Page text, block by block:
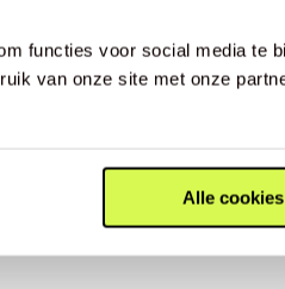
functies voor social media te
van onze site met onze
Alle
Dat is geen luxe.
bij je past.
en ontdek wat jouw
Zo helpen we je